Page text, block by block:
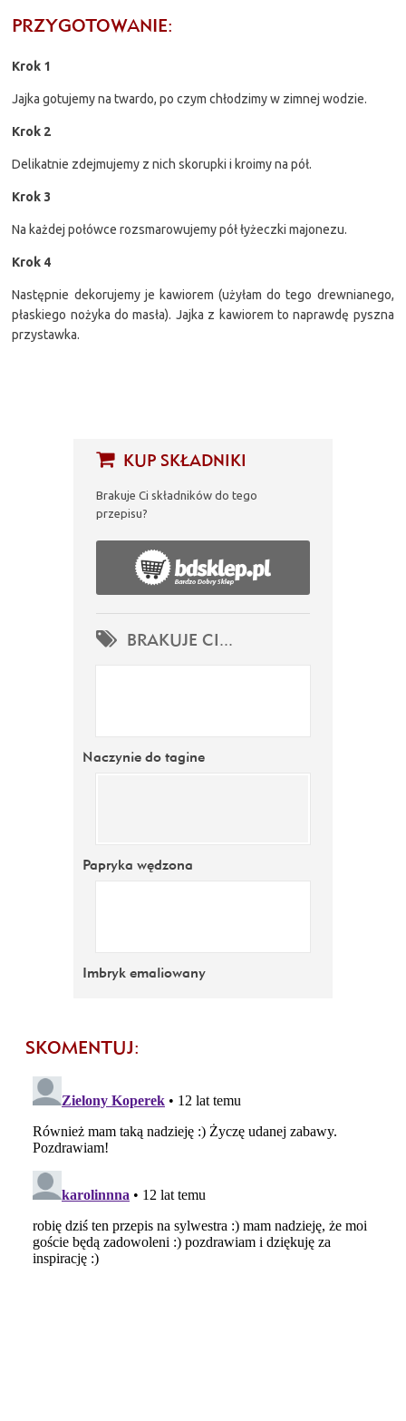
KUP SKŁADNIKI
Brakuje Ci składników do tego
przepisu?
BRAKUJE CI...
Naczynie do tagine
Papryka wędzona
Imbryk emaliowany
PRZYGOTOWANIE:
Krok 1
Jajka gotujemy na twardo, po czym chłodzimy w zimnej wodzie.
Krok 2
Delikatnie zdejmujemy z nich skorupki i kroimy na pół.
Krok 3
Na każdej połówce rozsmarowujemy pół łyżeczki majonezu.
Krok 4
Następnie dekorujemy je kawiorem (użyłam do tego drewnianego,
płaskiego nożyka do masła). Jajka z kawiorem to naprawdę pyszna
przystawka.
SKOMENTUJ: